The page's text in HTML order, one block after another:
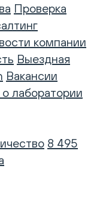
Проверка
компании
Выездная
Вакансии
лаборатории
8 495